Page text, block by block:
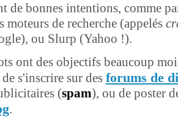
de bonnes intentions, comme
moteurs de recherche (appelés
ou Slurp (Yahoo !).
ont des objectifs beaucoup
s'inscrire sur des forums de
(spam), ou de poster
.